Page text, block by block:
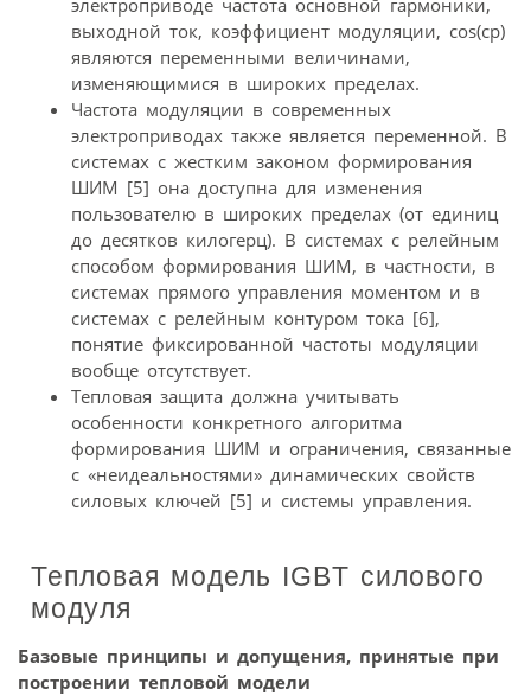
выходной ток, коэффициент модуляции, cos(cp)
являются переменными величинами,
изменяющимися в широких пределах.
Частота модуляции в современных
электроприводах также является переменной. В
системах с жестким законом формирования
ШИМ [5] она доступна для изменения
пользователю в широких пределах (от единиц
до десятков килогерц). В системах с релейным
способом формирования ШИМ, в частности, в
системах прямого управления моментом и в
системах с релейным контуром тока [6],
понятие фиксированной частоты модуляции
вообще отсутствует.
Тепловая защита должна учитывать
особенности конкретного алгоритма
формирования ШИМ и ограничения, связанные
с «неидеальностями» динамических свойств
силовых ключей [5] и системы управления.
Тепловая модель IGBT силового
модуля
Базовые принципы и допущения, принятые при
построении тепловой модели